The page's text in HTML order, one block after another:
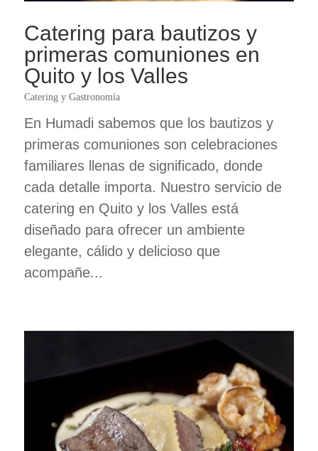
Catering para bautizos y
primeras comuniones en
Quito y los Valles
Catering y Gastronomía
En Humadi sabemos que los bautizos y
primeras comuniones son celebraciones
familiares llenas de significado, donde
cada detalle importa. Nuestro servicio de
catering en Quito y los Valles está
diseñado para ofrecer un ambiente
elegante, cálido y delicioso que
acompañe...